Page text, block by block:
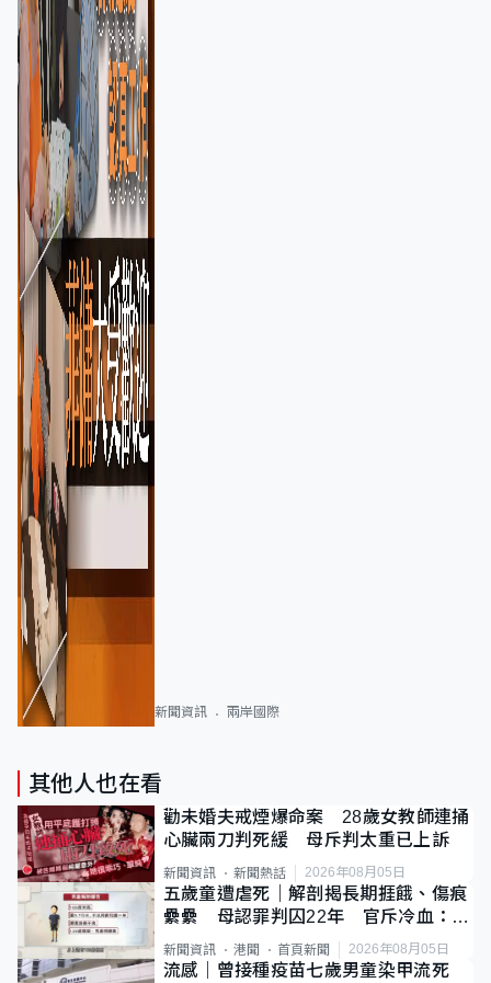
新聞資訊 兩岸國際
其他人也在看
勸未婚夫戒煙爆命案 28歲女教師連捅
心臟兩刀判死緩 母斥判太重已上訴
新聞資訊 新聞熱話 2026年08月05日
五歲童遭虐死｜解剖揭長期捱餓、傷痕
纍纍 母認罪判囚22年 官斥冷血：同
類案最惡劣
新聞資訊 港聞 首頁新聞 2026年08月05日
流感｜曾接種疫苗七歲男童染甲流死